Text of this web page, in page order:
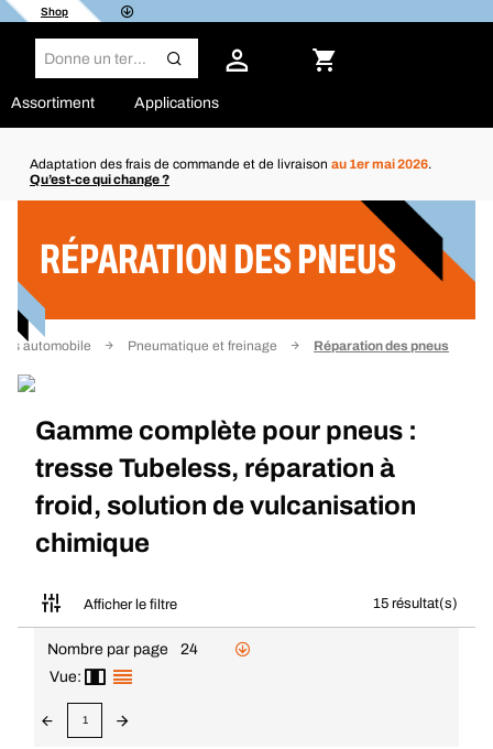
Shop
Assortiment Applications
Adaptation des frais de commande et de livraison au 1er mai 2026.
Qu’est-ce qui change ?
RÉPARATION DES PNEUS
automobile Pneumatique et freinage Réparation des pneus
Gamme complète pour pneus :
tresse Tubeless, réparation à
froid, solution de vulcanisation
chimique
Afficher le filtre 15 résultat(s)
Nombre par page
24
Vue:
1